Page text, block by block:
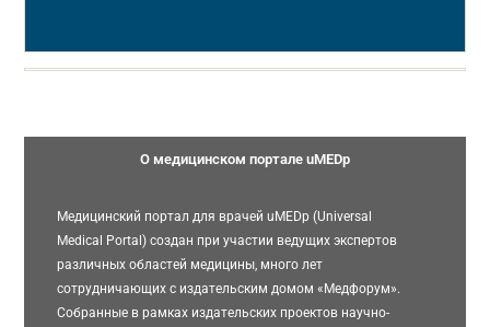
О медицинском портале uMEDp
Медицинский портал для врачей uMEDp (Universal
Medical Portal) создан при участии ведущих экспертов
различных областей медицины, много лет
сотрудничающих с издательским домом «Медфорум».
Собранные в рамках издательских проектов научно-